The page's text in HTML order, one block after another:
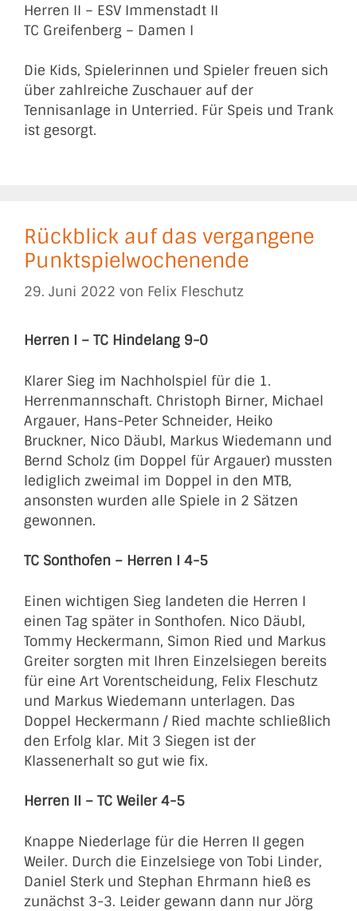
Herren II – ESV Immenstadt II
TC Greifenberg – Damen I
Die Kids, Spielerinnen und Spieler freuen sich
über zahlreiche Zuschauer auf der
Tennisanlage in Unterried. Für Speis und Trank
ist gesorgt.
Rückblick auf das vergangene
Punktspielwochenende
29. Juni 2022 von Felix Fleschutz
Herren I – TC Hindelang 9-0
Klarer Sieg im Nachholspiel für die 1.
Herrenmannschaft. Christoph Birner, Michael
Argauer, Hans-Peter Schneider, Heiko
Bruckner, Nico Däubl, Markus Wiedemann und
Bernd Scholz (im Doppel für Argauer) mussten
lediglich zweimal im Doppel in den MTB,
ansonsten wurden alle Spiele in 2 Sätzen
gewonnen.
TC Sonthofen – Herren I 4-5
Einen wichtigen Sieg landeten die Herren I
einen Tag später in Sonthofen. Nico Däubl,
Tommy Heckermann, Simon Ried und Markus
Greiter sorgten mit Ihren Einzelsiegen bereits
für eine Art Vorentscheidung, Felix Fleschutz
und Markus Wiedemann unterlagen. Das
Doppel Heckermann / Ried machte schließlich
den Erfolg klar. Mit 3 Siegen ist der
Klassenerhalt so gut wie fix.
Herren II – TC Weiler 4-5
Knappe Niederlage für die Herren II gegen
Weiler. Durch die Einzelsiege von Tobi Linder,
Daniel Sterk und Stephan Ehrmann hieß es
zunächst 3-3. Leider gewann dann nur Jörg